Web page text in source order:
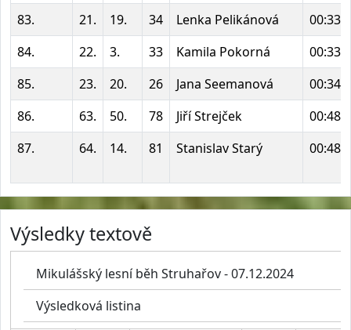
83. 21. 19. 34 Lenka Pelikánová
84.
22. 3. 33 Kamila Pokorná
85.
23. 20. 26 Jana Seemanová
86.
63. 50. 78 Jiří Strejček
87.
64. 14. 81 Stanislav Starý
Výsledky textově
Mikulášský lesní běh Struhařov - 07.12.2024
Výsledková listina